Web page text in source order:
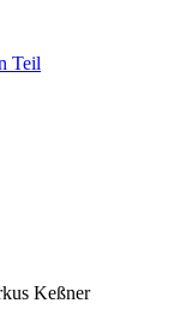
Teil
Keßner